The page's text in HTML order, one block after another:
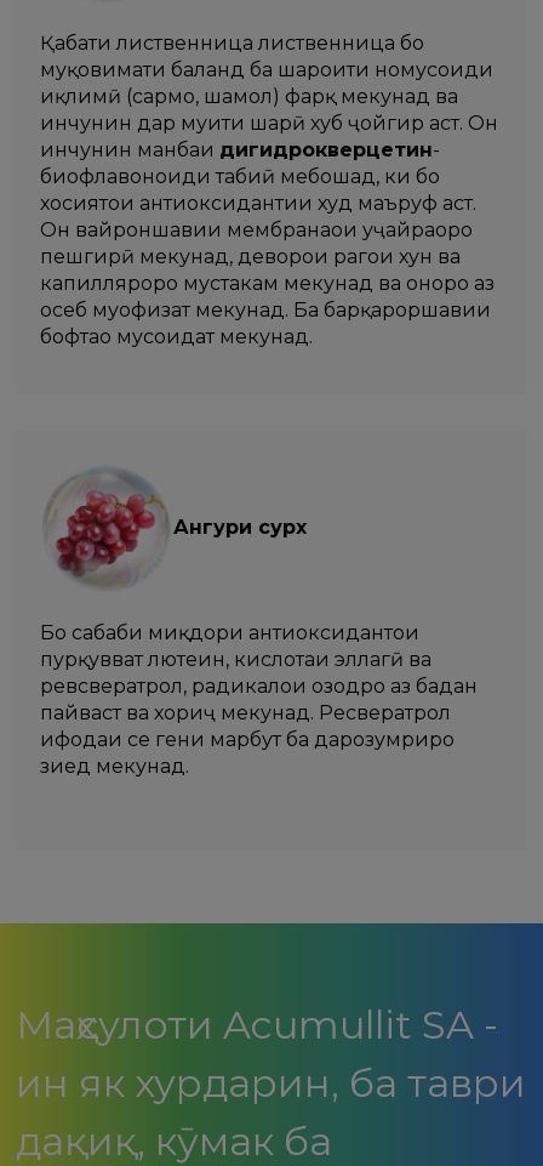
Қабати лиственница лиственница бо
муқовимати баланд ба шароити номусоиди
иқлимӣ (сармо, шамол) фарқ мекунад ва
инчунин дар муҳити шаҳрӣ хуб ҷойгир аст. Он
инчунин манбаи дигидрокверцетин-
биофлавоноиди табиӣ мебошад, ки бо
хосиятҳои антиоксидантии худ маъруф аст.
Он вайроншавии мембранаҳои ҳуҷайраҳоро
пешгирӣ мекунад, деворҳои рагҳои хун ва
капиллярҳоро мустаҳкам мекунад ва онҳоро аз
осеб муҳофизат мекунад. Ба барқароршавии
бофтаҳо мусоидат мекунад.
Ангури сурх
Бо сабаби миқдори антиоксидантҳои
пурқувват лютеин, кислотаи эллагӣ ва
ревсвератрол, радикалҳои озодро аз бадан
пайваст ва хориҷ мекунад. Ресвератрол
ифодаи се гени марбут ба дарозумриро
зиед мекунад.
Маҳсулоти Acumullit SA -
ин як хурдарин, ба таври
дақиқ, кӯмак ба